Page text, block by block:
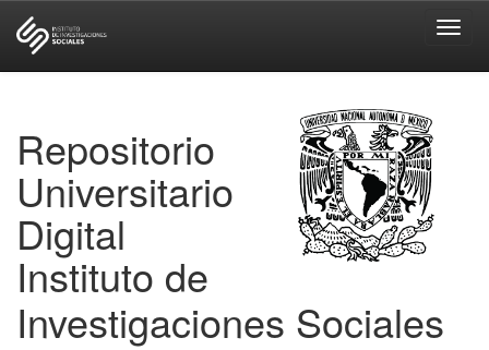
Repositorio
Universitario
Digital
Instituto de
Investigaciones Sociales